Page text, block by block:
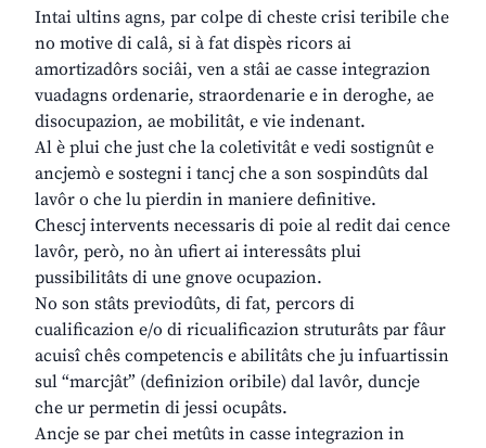
Intai ultins agns, par colpe di cheste crisi teribile che
no motive di calâ, si à fat dispès ricors ai
amortizadôrs sociâi, ven a stâi ae casse integrazion
vuadagns ordenarie, straordenarie e in deroghe, ae
disocupazion, ae mobilitât, e vie indenant.
Al è plui che just che la coletivitât e vedi sostignût e
ancjemò e sostegni i tancj che a son sospindûts dal
lavôr o che lu pierdin in maniere definitive.
Chescj intervents necessaris di poie al redit dai cence
lavôr, però, no àn ufiert ai interessâts plui
pussibilitâts di une gnove ocupazion.
No son stâts previodûts, di fat, percors di
cualificazion e/o di ricualificazion struturâts par fâur
acuisî chês competencis e abilitâts che ju infuartissin
sul “marcjât” (definizion oribile) dal lavôr, duncje
che ur permetin di jessi ocupâts.
Ancje se par chei metûts in casse integrazion in